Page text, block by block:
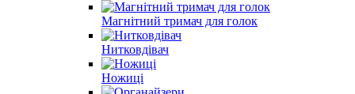
Магнітний тримач для голок
Нитковдівач
Ножиці